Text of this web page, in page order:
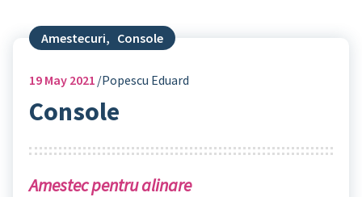
Amestecuri, Console
19 May 2021 Popescu Eduard
Console
Amestec pentru alinare